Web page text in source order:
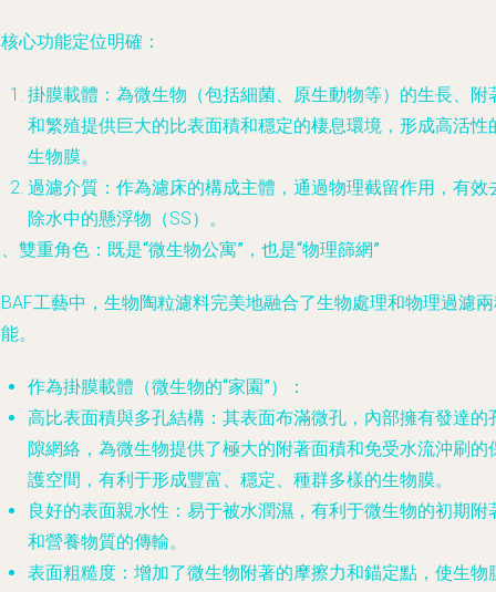
心功能定位明確：
掛膜載體 ：為微生物（包括細菌、原生動物等）的生長、附
和繁殖提供巨大的比表面積和穩定的棲息環境，形成高活性
生物膜。
過濾介質 ：作為濾床的構成主體，通過物理截留作用，有效
除水中的懸浮物（SS）。
雙重角色：既是“微生物公寓”，也是“物理篩網”
工藝中，生物陶粒濾料完美地融合了生物處理和物理過濾
。
作為掛膜載體（微生物的“家園”）
：
高比表面積與多孔結構 ：其表面布滿微孔，內部擁有發達的
隙網絡，為微生物提供了極大的附著面積和免受水流沖刷的
護空間，有利于形成豐富、穩定、種群多樣的生物膜。
良好的表面親水性 ：易于被水潤濕，有利于微生物的初期附
和營養物質的傳輸。
表面粗糙度 ：增加了微生物附著的摩擦力和錨定點，使生物